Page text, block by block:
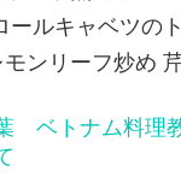
ールキャベツの
モンリーフ炒め
ベトナム料理